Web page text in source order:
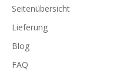
Seitenübersicht
Lieferung
Blog
FAQ